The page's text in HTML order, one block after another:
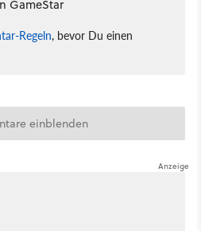
GameStar
Regeln, bevor Du einen
einblenden